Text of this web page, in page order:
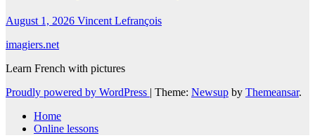
August 1, 2026 Vincent Lefrançois
imagiers.net
Learn French with pictures
Proudly powered by WordPress | Theme: Newsup by Themeansar.
Home
Online lessons